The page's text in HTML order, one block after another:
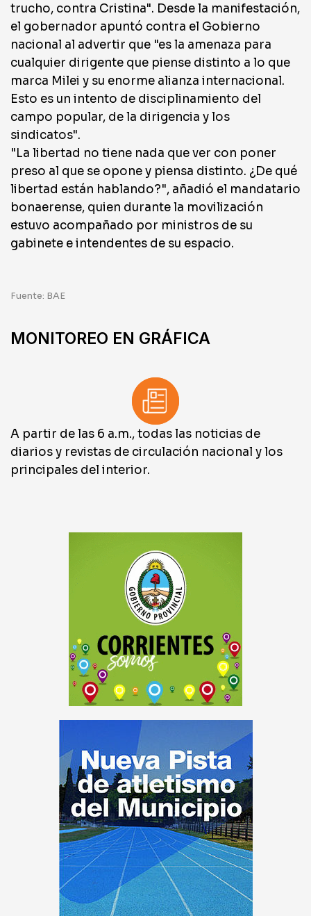
trucho, contra Cristina". Desde la manifestación,
el gobernador apuntó contra el Gobierno
nacional al advertir que "es la amenaza para
cualquier dirigente que piense distinto a lo que
marca Milei y su enorme alianza internacional.
Esto es un intento de disciplinamiento del
campo popular, de la dirigencia y los
sindicatos".
"La libertad no tiene nada que ver con poner
preso al que se opone y piensa distinto. ¿De qué
libertad están hablando?", añadió el mandatario
bonaerense, quien durante la movilización
estuvo acompañado por ministros de su
gabinete e intendentes de su espacio.
Fuente: BAE
MONITOREO EN GRÁFICA
A partir de las 6 a.m., todas las noticias de
diarios y revistas de circulación nacional y los
principales del interior.